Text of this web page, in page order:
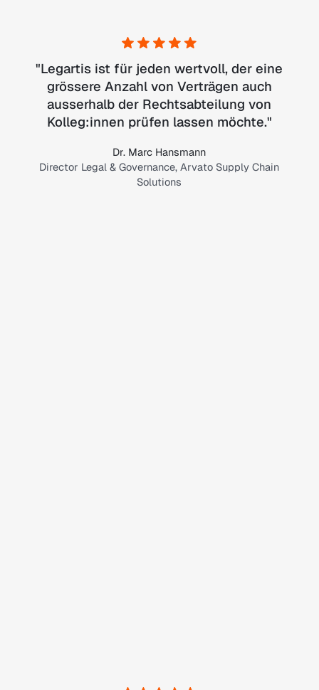
"Legartis ist für jeden wertvoll, der eine
grössere Anzahl von Verträgen auch
ausserhalb der Rechtsabteilung von
Kolleg:innen prüfen lassen möchte."
Dr. Marc Hansmann
Director Legal & Governance, Arvato Supply Chain
Solutions